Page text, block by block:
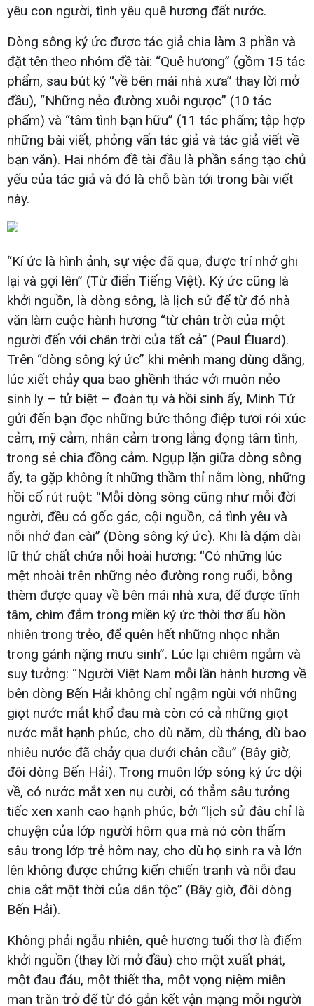
yêu con người, tình yêu quê hương đất nước.
Dòng sông ký ức được tác giả chia làm 3 phần và
đặt tên theo nhóm đề tài: “Quê hương” (gồm 15 tác
phẩm, sau bút ký “về bên mái nhà xưa” thay lời mở
đầu), “Những nẻo đường xuôi ngược” (10 tác
phẩm) và “tâm tình bạn hữu” (11 tác phẩm; tập hợp
những bài viết, phỏng vấn tác giả và tác giả viết về
bạn văn). Hai nhóm đề tài đầu là phần sáng tạo chủ
yếu của tác giả và đó là chỗ bàn tới trong bài viết
này.
“Kí ức là hình ảnh, sự việc đã qua, được trí nhớ ghi
lại và gợi lên” (Từ điển Tiếng Việt). Ký ức cũng là
khởi nguồn, là dòng sông, là lịch sử để từ đó nhà
văn làm cuộc hành hương “từ chân trời của một
người đến với chân trời của tất cả” (Paul Éluard).
Trên “dòng sông ký ức” khi mênh mang dùng dằng,
lúc xiết chảy qua bao ghềnh thác với muôn nẻo
sinh ly – tử biệt – đoàn tụ và hồi sinh ấy, Minh Tứ
gửi đến bạn đọc những bức thông điệp tươi rói xúc
cảm, mỹ cảm, nhân cảm trong lắng đọng tâm tình,
trong sẻ chia đồng cảm. Ngụp lặn giữa dòng sông
ấy, ta gặp không ít những thầm thỉ nằm lòng, những
hồi cố rút ruột: “Mỗi dòng sông cũng như mỗi đời
người, đều có gốc gác, cội nguồn, cả tình yêu và
nỗi nhớ đan cài” (Dòng sông ký ức). Khi là dặm dài
lữ thứ chất chứa nỗi hoài hương: “Có những lúc
mệt nhoài trên những nẻo đường rong ruổi, bỗng
thèm được quay về bên mái nhà xưa, để được tĩnh
tâm, chìm đắm trong miền ký ức thời thơ ấu hồn
nhiên trong trẻo, để quên hết những nhọc nhằn
trong gánh nặng mưu sinh”. Lúc lại chiêm ngắm và
suy tưởng: “Người Việt Nam mỗi lần hành hương về
bên dòng Bến Hải không chỉ ngậm ngùi với những
giọt nước mắt khổ đau mà còn có cả những giọt
nước mắt hạnh phúc, cho dù năm, dù tháng, dù bao
nhiêu nước đã chảy qua dưới chân cầu” (Bây giờ,
đôi dòng Bến Hải). Trong muôn lớp sóng ký ức dội
về, có nước mắt xen nụ cười, có thẳm sâu tưởng
tiếc xen xanh cao hạnh phúc, bởi “lịch sử đâu chỉ là
chuyện của lớp người hôm qua mà nó còn thấm
sâu trong lớp trẻ hôm nay, cho dù họ sinh ra và lớn
lên không được chứng kiến chiến tranh và nỗi đau
chia cắt một thời của dân tộc” (Bây giờ, đôi dòng
Bến Hải).
Không phải ngẫu nhiên, quê hương tuổi thơ là điểm
khởi nguồn (thay lời mở đầu) cho một xuất phát,
một đau đáu, một thiết tha, một vọng niệm miên
man trăn trở để từ đó gắn kết vận mạng mỗi người